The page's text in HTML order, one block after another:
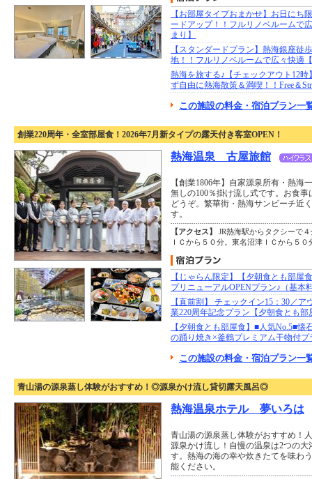
【お部屋タイプおまかせ】お日にち
ードアップ！！フルリノベルームで
まり】
【スタンダードプラン】熱海銀座徒
地！！フルリノベルームで広々快適
熱海を旅する♪【チェックアウト12時
ず自由に熱海散策＆満喫！！Free＆
この施設の料金・宿泊プラン
創業220周年・全室部屋食！2026年7月新タイプの露天付き客室OPEN！
熱海温泉 古屋旅館
【創業1806年】自家源泉所有・熱海
無しの100％掛け流し式です。お食
どうぞ。繁華街・熱海サンビーチ近
す。
【アクセス】
JR熱海駅からタクシーで
ＩＣから５０分。東名沼津ＩＣから５
【じゃらん限定】【夕朝食とも部屋
プリニューアルOPENプラン♪（基本
【直前割】 チェックイン15：30／ア
業220周年記念プラン【夕朝食とも部
【夕朝食とも部屋食】■人気No.5■懐
の踊り焼き×釜鶴プレミアム干物付プ
この施設の料金・宿泊プラン
青山湯の源泉蒸し体験がおすすめ！◎源泉かけ流し貸切露天風呂◎
熱海温泉ホテル 夢いろは
青山湯の源泉蒸し体験がおすすめ！
源泉かけ流し！自慢の温泉は2つの
す。熱海の海の幸や炊きたてを味わ
能ください。